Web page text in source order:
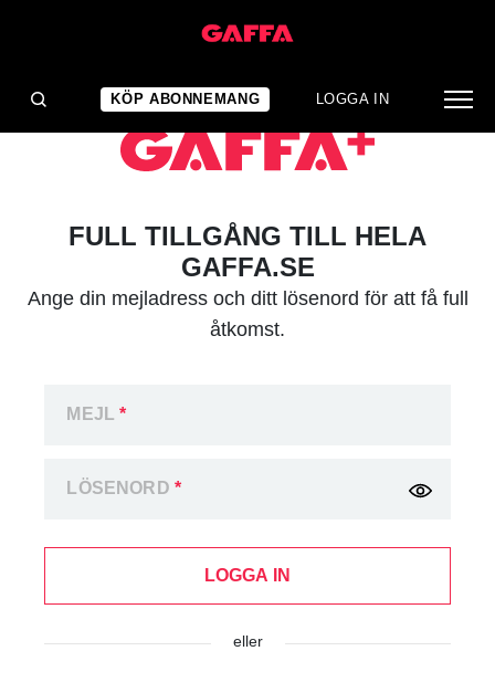
KÖP ABONNEMANG LOGGA IN
FULL TILLGÅNG TILL HELA
GAFFA.SE
Ange din mejladress och ditt lösenord för att få full
åtkomst.
MEJL*
LÖSENORD *
LOGGA IN
eller